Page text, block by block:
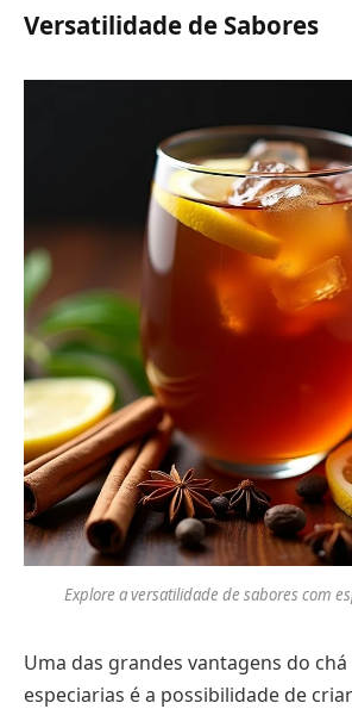
Versatilidade de Sabores
Explore a versatilidade de sabores com
Uma das grandes vantagens do
especiarias é a possibilidade de